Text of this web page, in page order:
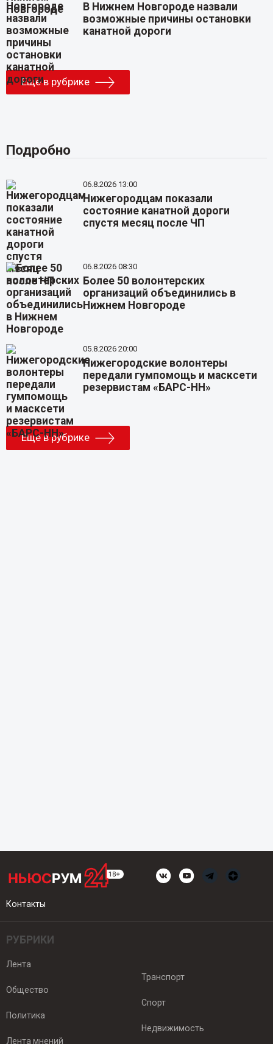
В Нижнем Новгороде назвали
возможные причины остановки
канатной дороги
Еще в рубрике
Подробно
06.8.2026 13:00
Нижегородцам показали
состояние канатной дороги
спустя месяц после ЧП
06.8.2026 08:30
Более 50 волонтерских
организаций объединились в
Нижнем Новгороде
05.8.2026 20:00
Нижегородские волонтеры
передали гумпомощь и масксети
резервистам «БАРС-НН»
Еще в рубрике
Контакты
РУБРИКИ
Лента
Общество
Политика
Лента мнений
Транспорт
Спорт
Недвижимость